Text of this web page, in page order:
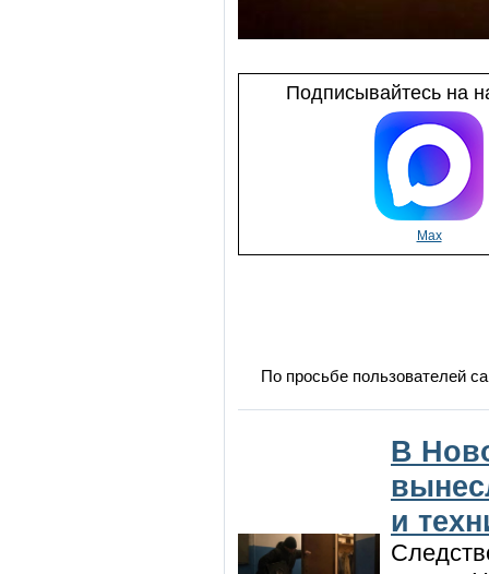
Подписывайтесь на
Max
По просьбе пользователей
В
и